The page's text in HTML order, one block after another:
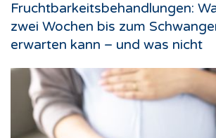
Fruchtbarkeitsbehandlungen:
zwei Wochen bis zum
erwarten kann – und was nicht